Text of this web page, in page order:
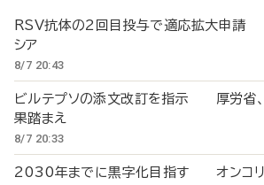
RSV抗体の2回目投与で適応拡大申請
シア
8/7 20:43
ビルテプソの添文改訂を指示 厚労省
果踏まえ
8/7 20:33
2030年までに黒字化目指す オンコリ